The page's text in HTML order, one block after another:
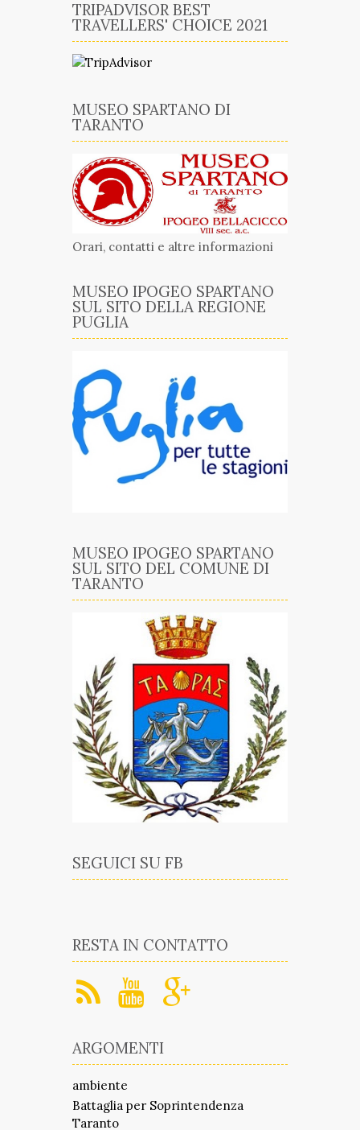
TRIPADVISOR BEST
TRAVELLERS' CHOICE 2021
MUSEO SPARTANO DI
TARANTO
Orari, contatti e altre informazioni
MUSEO IPOGEO SPARTANO
SUL SITO DELLA REGIONE
PUGLIA
MUSEO IPOGEO SPARTANO
SUL SITO DEL COMUNE DI
TARANTO
SEGUICI SU FB
RESTA IN CONTATTO
ARGOMENTI
ambiente
Battaglia per Soprintendenza
Taranto